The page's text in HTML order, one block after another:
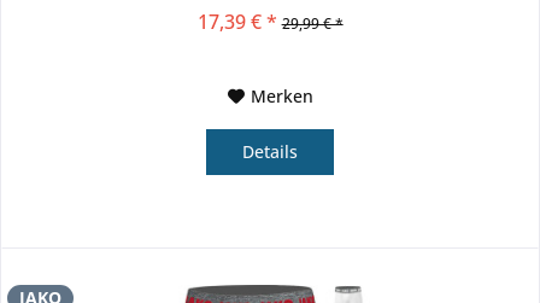
17,39 € * 29,99 € *
Merken
Details
JAKO